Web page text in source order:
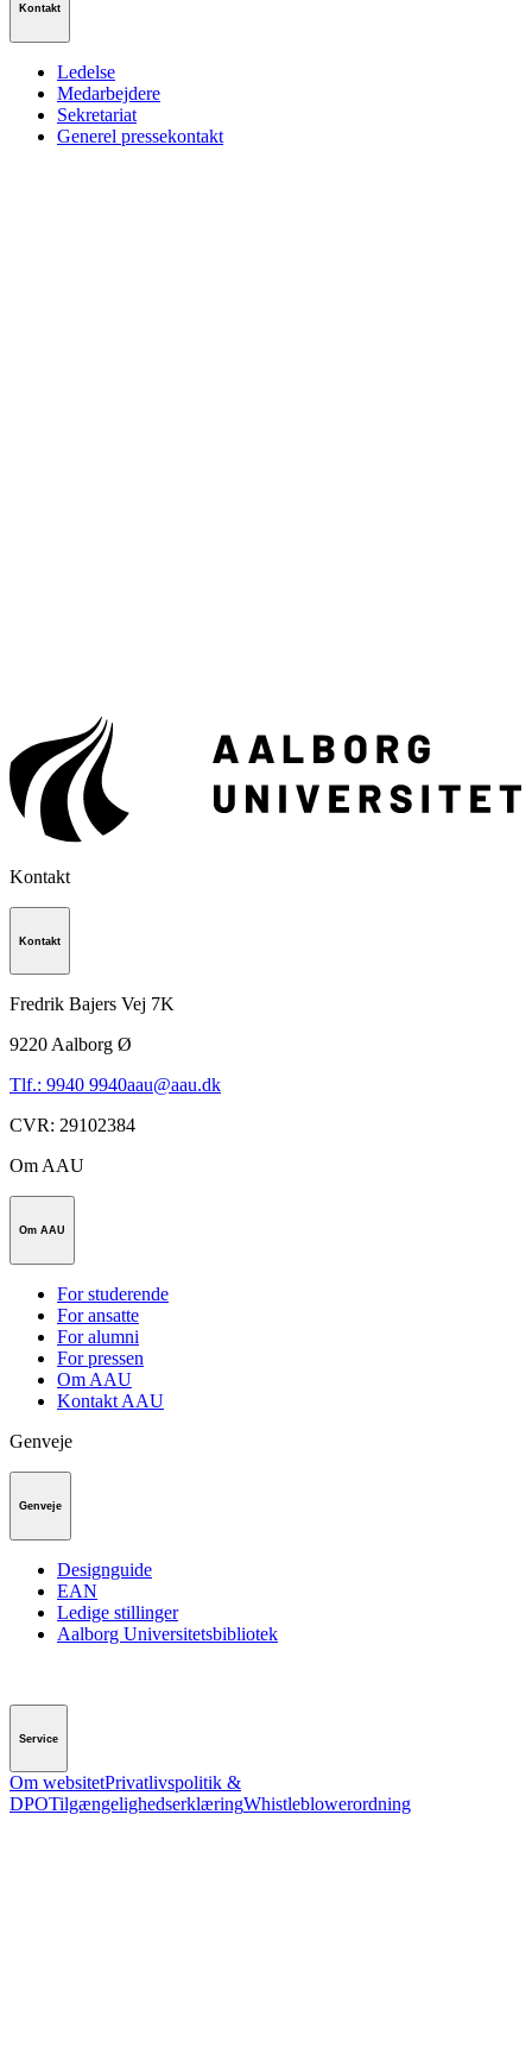
Kontakt
Ledelse
Medarbejdere
Sekretariat
Generel pressekontakt
Kontakt
Kontakt
Fredrik Bajers Vej 7K
9220Aalborg Ø
Tlf.: 9940 9940aau@aau.dk
CVR: 29102384
Om AAU
Om AAU
For studerende
For ansatte
For alumni
For pressen
Om AAU
Kontakt AAU
Genveje
Genveje
Designguide
EAN
Ledige stillinger
Aalborg Universitetsbibliotek
Service
Om websitetPrivatlivspolitik &
DPOTilgængelighedserklæringWhistleblowerordning